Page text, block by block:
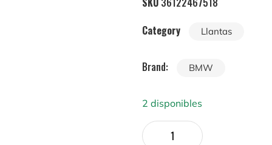
Category
Llantas
Brand: BMW
2 disponibles